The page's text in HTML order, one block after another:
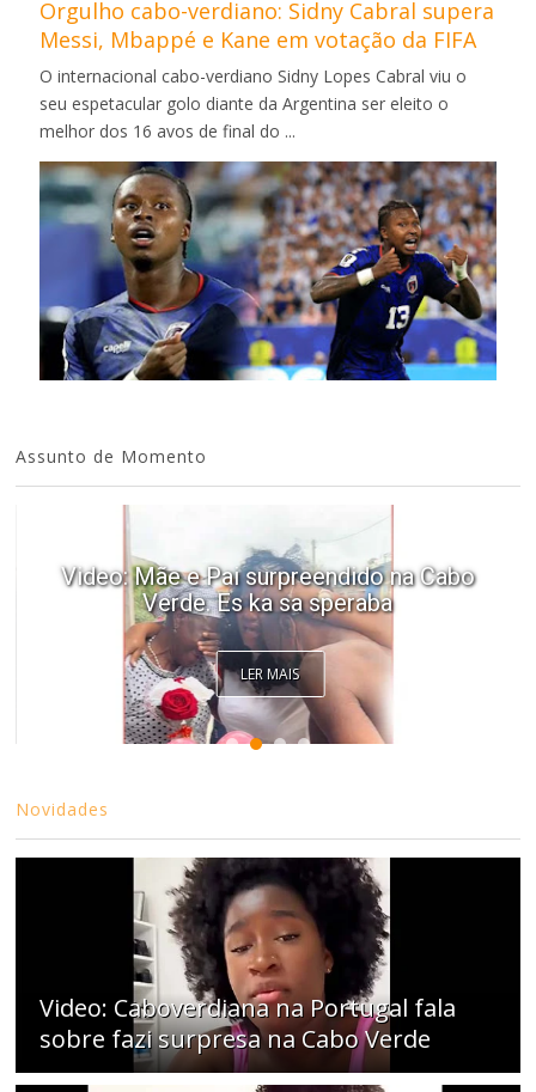
Orgulho cabo-verdiano: Sidny Cabral supera
Messi, Mbappé e Kane em votação da FIFA
O internacional cabo-verdiano Sidny Lopes Cabral viu o
seu espetacular golo diante da Argentina ser eleito o
melhor dos 16 avos de final do ...
Assunto de Momento
Video: Mãe e Pai surpreendido na Cabo
Verde. Es ka sa speraba
LER MAIS
Novidades
Video: Caboverdiana na Portugal fala
sobre fazi surpresa na Cabo Verde